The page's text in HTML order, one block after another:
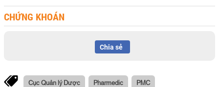
CHỨNG KHOÁN
Chia sẻ
Cục Quản lý Dược Pharmedic PMC